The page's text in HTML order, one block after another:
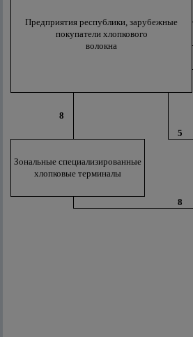
Предприятия республики, зарубежные
покупатели хлопкового
волокна
8
5
Зональные специализированные
хлопковые терминалы
8